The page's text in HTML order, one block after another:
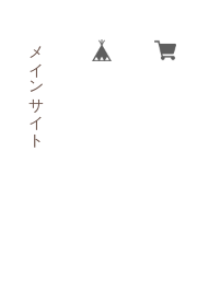
メインサイト